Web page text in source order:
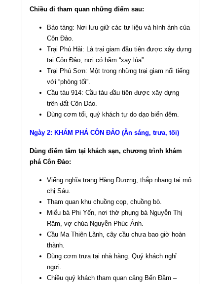
Chiều đi tham quan những điểm sau:
Bảo tàng: Nơi lưu giữ các tư liệu và hình ảnh của
Côn Đảo.
Trại Phú Hải: Là trại giam đầu tiên được xây dựng
tại Côn Đảo, nơi có hầm “xay lúa”.
Trại Phú Sơn: Một trong những trại giam nổi tiếng
với “phòng tối”.
Cầu tàu 914: Cầu tàu đầu tiên được xây dựng
trên đất Côn Đảo.
Dùng cơm tối, quý khách tự do dạo biển đêm.
Ngày 2: KHÁM PHÁ CÔN ĐẢO (Ăn sáng, trưa, tối)
Dùng điểm tâm tại khách sạn, chương trình khám
phá Côn Đảo:
Viếng nghĩa trang Hàng Dương, thắp nhang tại mộ
chị Sáu.
Tham quan khu chuồng cọp, chuồng bò.
Miếu bà Phi Yến, nơi thờ phụng bà Nguyễn Thị
Răm, vợ chúa Nguyễn Phúc Ánh.
Cầu Ma Thiên Lãnh, cây cầu chưa bao giờ hoàn
thành.
Dùng cơm trưa tại nhà hàng. Quý khách nghỉ
ngơi.
Chiều quý khách tham quan cảng Bến Đầm –